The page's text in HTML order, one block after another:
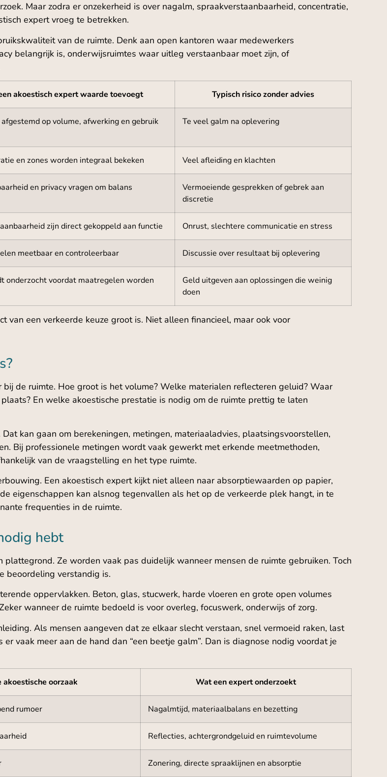
Maar zodra er onzekerheid is over nagalm, spraakverstaanbaarheid, concentratie,
expert vroeg te betrekken.
van de ruimte. Denk aan open kantoren waar medewerkers
belangrijk is, onderwijsruimtes waar uitleg verstaanbaar moet zijn, of
akoestisch expert waarde toevoegt Typisch risico zonder advies
op volume, afwerking en gebruik Te veel galm na oplevering
en zones worden integraal bekeken Veel afleiding en klachten
en privacy vragen om balans
Vermoeiende gesprekken of gebrek aan
discretie
zijn direct gekoppeld aan functie Onrust, slechtere communicatie en stress
meetbaar en controleerbaar Discussie over resultaat bij oplevering
onderzocht voordat maatregelen worden
Geld uitgeven aan oplossingen die weinig
doen
een verkeerde keuze groot is. Niet alleen financieel, maar ook voor
de ruimte. Hoe groot is het volume? Welke materialen reflecteren geluid? Waar
En welke akoestische prestatie is nodig om de ruimte prettig te laten
kan gaan om berekeningen, metingen, materiaaladvies, plaatsingsvoorstellen,
Bij professionele metingen wordt vaak gewerkt met erkende meetmethoden,
van de vraagstelling en het type ruimte.
Een akoestisch expert kijkt niet alleen naar absorptiewaarden op papier,
eigenschappen kan alsnog tegenvallen als het op de verkeerde plek hangt, in te
frequenties in de ruimte.
hebt
Ze worden vaak pas duidelijk wanneer mensen de ruimte gebruiken. Toch
beoordeling verstandig is.
oppervlakken. Beton, glas, stucwerk, harde vloeren en grote open volumes
wanneer de ruimte bedoeld is voor overleg, focuswerk, onderwijs of zorg.
Als mensen aangeven dat ze elkaar slecht verstaan, snel vermoeid raken, last
vaak meer aan de hand dan “een beetje galm”. Dan is diagnose nodig voordat je
akoestische oorzaak Wat een expert onderzoekt
rumoer Nagalmtijd, materiaalbalans en bezetting
Reflecties, achtergrondgeluid en ruimtevolume
Zonering, directe spraaklijnen en absorptie